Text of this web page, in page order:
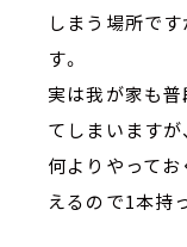
しまう場所で
す。
実は我が家も
てしまいますが
何よりやって
えるので1本持